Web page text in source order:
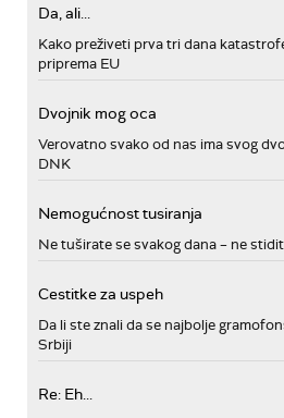
Da, ali...
Kako preživeti prva tri dana
priprema EU
Dvojnik mog oca
Verovatno svako od nas ima svog
DNK
Nemogućnost tusiranja
Ne tuširate se svakog dana – ne
Cestitke za uspeh
Da li ste znali da se najbolje
Srbiji
Re: Eh...